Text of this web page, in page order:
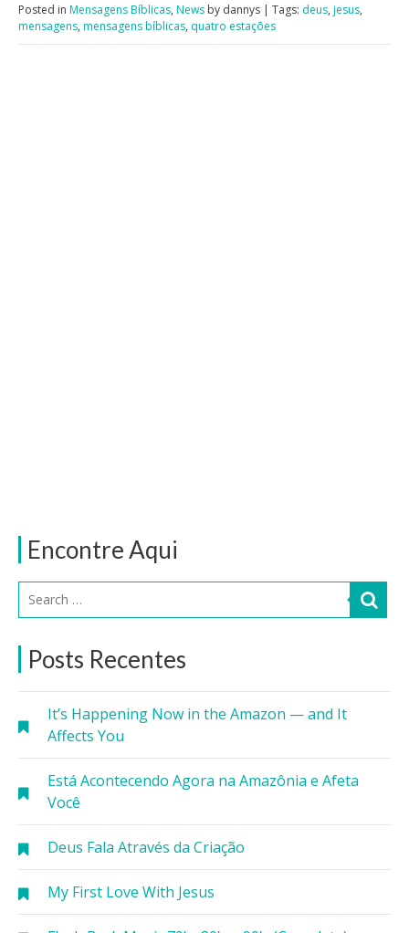
Encontre Aqui
Posts Recentes
It’s Happening Now in the Amazon — and It
Affects You
Está Acontecendo Agora na Amazônia e Afeta
Você
Deus Fala Através da Criação
My First Love With Jesus
Posted in Mensagens Bíblicas, News by dannys | Tags: deus, jesus,
mensagens, mensagens bíblicas, quatro estações